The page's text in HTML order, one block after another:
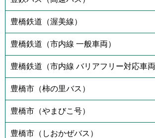
豊橋鉄道（渥美線）
豊橋鉄道（市内線 一般車両）
豊橋鉄道（市内線 バリアフリー対応車両
豊橋市（柿の里バス）
豊橋市（やまびこ号）
豊橋市（しおかぜバス）